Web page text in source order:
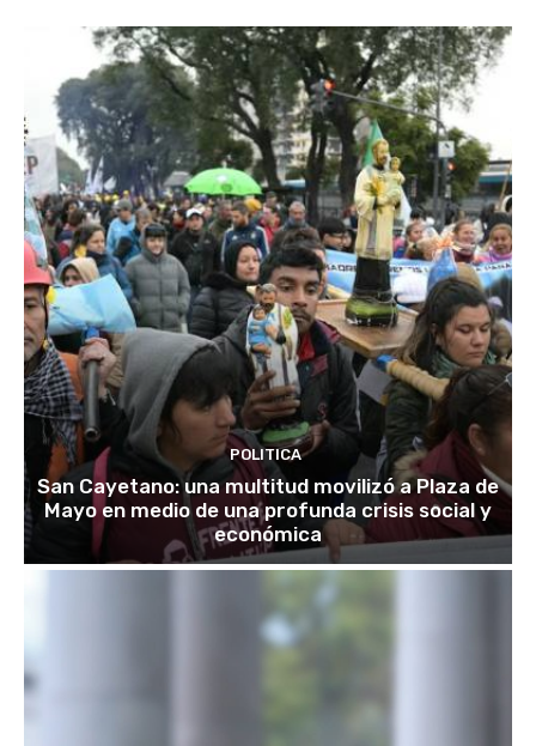
POLITICA
San Cayetano: una multitud movilizó a Plaza de
Mayo en medio de una profunda crisis social y
económica